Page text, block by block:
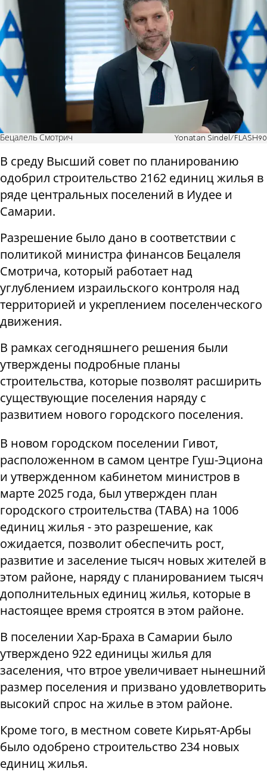
Бецалель Смотрич Yonatan Sindel/FLASH90
В среду Высший совет по планированию
одобрил строительство 2162 единиц жилья в
ряде центральных поселений в Иудее и
Самарии.
Разрешение было дано в соответствии с
политикой министра финансов Бецалеля
Смотрича, который работает над
углублением израильского контроля над
территорией и укреплением поселенческого
движения.
В рамках сегодняшнего решения были
утверждены подробные планы
строительства, которые позволят расширить
существующие поселения наряду с
развитием нового городского поселения.
В новом городском поселении Гивот,
расположенном в самом центре Гуш-Эциона
и утвержденном кабинетом министров в
марте 2025 года, был утвержден план
городского строительства (TABA) на 1006
единиц жилья - это разрешение, как
ожидается, позволит обеспечить рост,
развитие и заселение тысяч новых жителей в
этом районе, наряду с планированием тысяч
дополнительных единиц жилья, которые в
настоящее время строятся в этом районе.
В поселении Хар-Браха в Самарии было
утверждено 922 единицы жилья для
заселения, что втрое увеличивает нынешний
размер поселения и призвано удовлетворить
высокий спрос на жилье в этом районе.
Кроме того, в местном совете Кирьят-Арбы
было одобрено строительство 234 новых
единиц жилья.